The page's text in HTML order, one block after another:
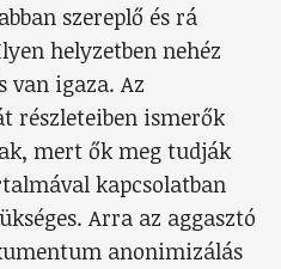
szereplő és rá
helyzetben nehéz
van igaza. Az
részleteiben ismerők
mert ők meg tudják
kapcsolatban
Arra az aggasztó
anonimizálás